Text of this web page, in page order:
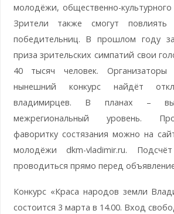
молодёжи, общественно-
Зрители также смогут повлиять
победительниц. В прошлом году
приза зрительских симпатий свои
40 тысяч человек.
нынешний конкурс найдёт
владимирцев. В планах –
межрегиональный уровень.
фаворитку состязания можно на
молодёжи dkm-vladimir.ru.
проводиться прямо перед
Конкурс «Краса народов земли
состоится 3 марта в 14.00. Вход